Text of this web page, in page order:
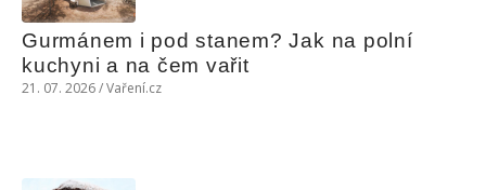
Gurmánem i pod stanem? Jak na polní
kuchyni a na čem vařit
21. 07. 2026 / Vaření.cz